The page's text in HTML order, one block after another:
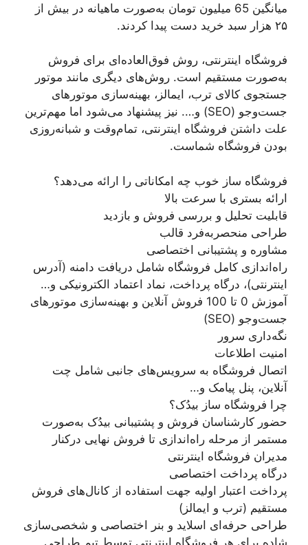
میانگین 65 میلیون تومان به‌صورت ماهیانه در بیش از
۲۵ هزار سبد خرید دست پیدا کردند.
فروشگاه اینترنتی، روش فوق‌العاده‌ای برای فروش
به‌صورت مستقیم است. روش‌های دیگری مانند موتور
جستجوی کالای ترب، ایمالز، بهینه‌سازی موتور‌های
جست‌وجو (SEO) و…. نیز پیشنهاد می‌شود اما مهم‌ترین
علت داشتن فروشگاه اینترنتی، تمام‌وقت و شبانه‌روزی
بودن فروشگاه شماست.
فروشگاه ساز خوب چه امکاناتی را ارائه می‌دهد؟
ارائه بستری با سرعت بالا
قابلیت تحلیل و بررسی فروش و بازدید
طراحی منحصر‌به‌فرد قالب
مشاوره و پشتیبانی اختصاصی
راه‌اندازی کامل فروشگاه شامل دریافت دامنه (آدرس
اینترنتی)، درگاه پرداخت، نماد اعتماد الکترونیکی و…
آموزش 0 تا 100 فروش آنلاین و بهینه‌سازی موتور‌های
جست‌وجو (SEO)
نگه‌داری سرور
امنیت اطلاعات
اتصال فروشگاه به سرویس‌های جانبی شامل چت
آنلاین، پنل پیامک و…
چرا فروشگاه ساز بیدُک؟
حضور کارشناسان فروش و پشتیبانی بیدُک به‌صورت
مستمر از مرحله راه‌اندازی تا فروش نهایی درکنار
مدیران فروشگاه اینترنتی
درگاه پرداخت اختصاصی
پرداخت اعتبار اولیه جهت استفاده از کانال‌های فروش
مستقیم (ترب و ایمالز)
طراحی حرفه‌ای اسلاید و بنر اختصاصی و شخصی‌سازی
شاده برای هر فروشگاه اینترنتی توسط تیم طراحی